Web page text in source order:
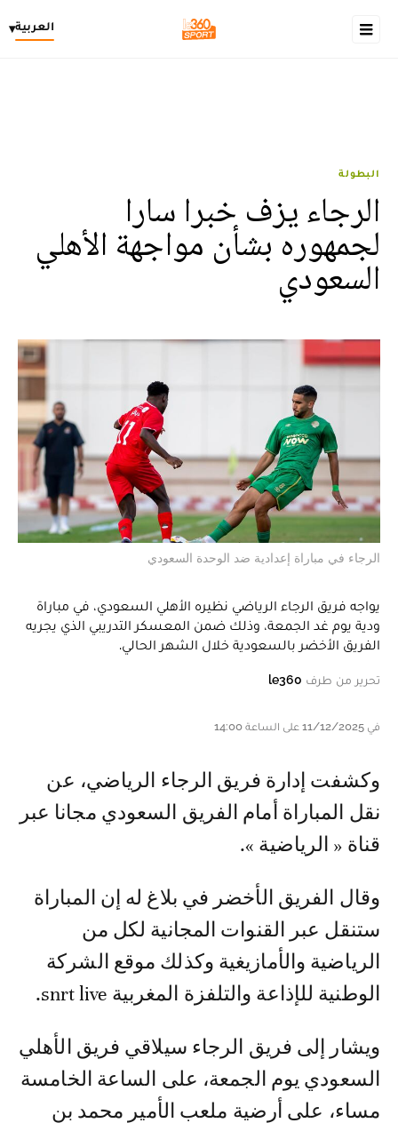
العربية▾
البطولة
الرجاء يزف خبرا سارا
لجمهوره بشأن مواجهة الأهلي
السعودي
الرجاء في مباراة إعدادية ضد الوحدة السعودي
يواجه فريق الرجاء الرياضي نظيره الأهلي السعودي، في مباراة
ودية يوم غد الجمعة، وذلك ضمن المعسكر التدريبي الذي يجريه
الفريق الأخضر بالسعودية خلال الشهر الحالي.
تحرير من طرف le360
في 11/12/2025 على الساعة 14:00
وكشفت إدارة فريق الرجاء الرياضي، عن
نقل المباراة أمام الفريق السعودي مجانا عبر
قناة « الرياضية ».
وقال الفريق الأخضر في بلاغ له إن المباراة
ستنقل عبر القنوات المجانية لكل من
الرياضية والأمازيغية وكذلك موقع الشركة
الوطنية للإذاعة والتلفزة المغربية snrt live.
ويشار إلى فريق الرجاء سيلاقي فريق الأهلي
السعودي يوم الجمعة، على الساعة الخامسة
مساء، على أرضية ملعب الأمير محمد بن